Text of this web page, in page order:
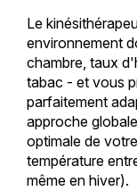
Le
environnement
chambre, taux
tabac - et vous
parfaitement
approche
optimale de
température
même en hiver).